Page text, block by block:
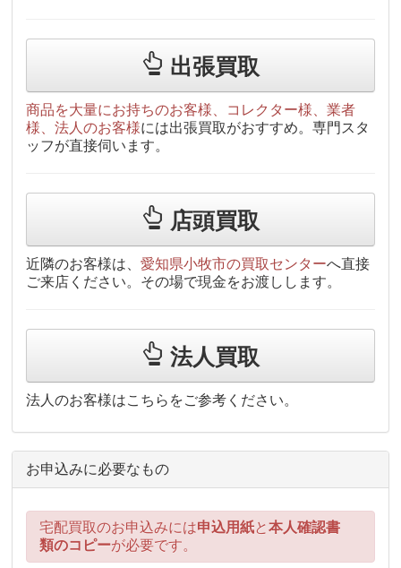
出張買取
商品を大量にお持ちのお客様、コレクター様、業者
様、法人のお客様には出張買取がおすすめ。専門スタ
ッフが直接伺います。
店頭買取
近隣のお客様は、愛知県小牧市の買取センターへ直接
ご来店ください。その場で現金をお渡しします。
法人買取
法人のお客様はこちらをご参考ください。
お申込みに必要なもの
宅配買取のお申込みには申込用紙と本人確認書
類のコピーが必要です。